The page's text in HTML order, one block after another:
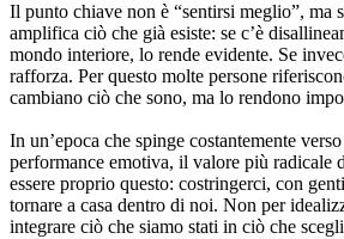
Il punto chiave non è “sentirsi meglio”, ma
amplifica ciò che già esiste: se c’è
mondo interiore, lo rende evidente. Se
rafforza. Per questo molte persone
cambiano ciò che sono, ma lo rendono
In un’epoca che spinge costantemente
performance emotiva, il valore più radicale
essere proprio questo: costringerci, con
tornare a casa dentro di noi. Non per
integrare ciò che siamo stati in ciò che